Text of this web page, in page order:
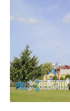
Военная
Спортивные
Ратуши
Родовые